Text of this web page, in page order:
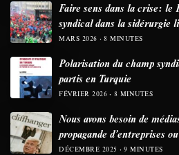
Faire sens dans la crise:
syndical dans la sidérurgie
MARS 2026 8 MINUTES
Polarisation du champ
partis en Turquie
FÉVRIER 2026 8 MINUTES
Nous avons besoin de
propagande d’entreprises
DÉCEMBRE 2025 9 MINUTES